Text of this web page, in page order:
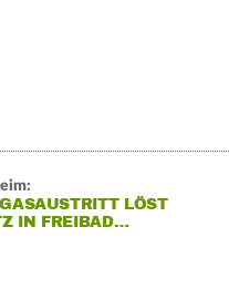
LÖST
IN FREIBAD…